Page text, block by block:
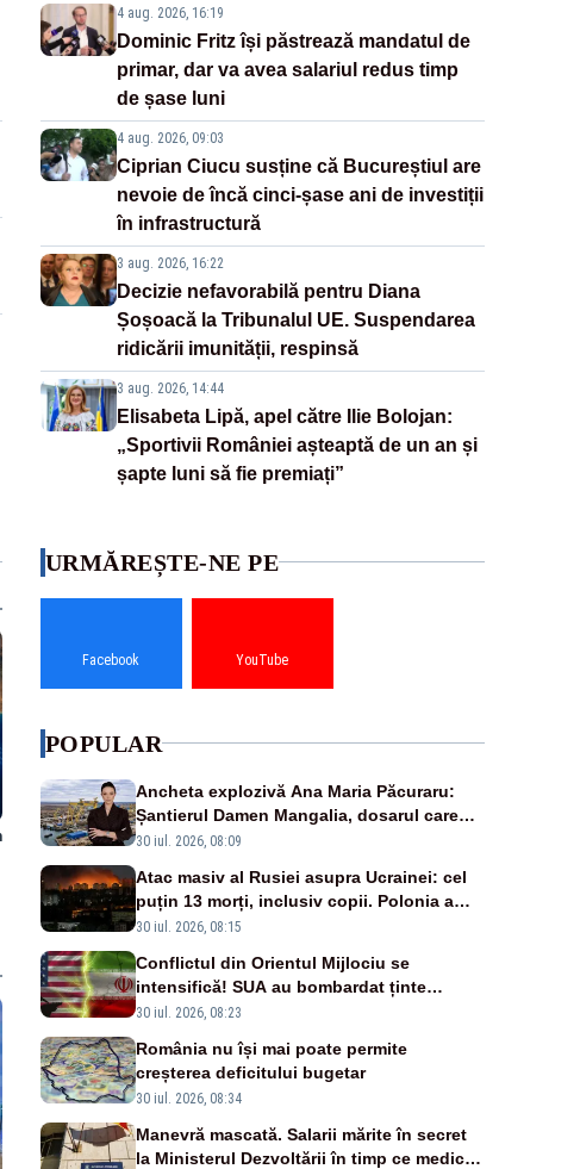
4 aug. 2026, 16:19
Dominic Fritz își păstrează mandatul de
primar, dar va avea salariul redus timp
de șase luni
4 aug. 2026, 09:03
Ciprian Ciucu susține că Bucureștiul are
nevoie de încă cinci-șase ani de investiții
în infrastructură
3 aug. 2026, 16:22
Decizie nefavorabilă pentru Diana
Șoșoacă la Tribunalul UE. Suspendarea
ridicării imunității, respinsă
3 aug. 2026, 14:44
Elisabeta Lipă, apel către Ilie Bolojan:
„Sportivii României așteaptă de un an și
șapte luni să fie premiați”
URMĂREȘTE-NE PE
Facebook YouTube
POPULAR
Ancheta explozivă Ana Maria Păcuraru:
Șantierul Damen Mangalia, dosarul care
scufundă apărarea României
30 iul. 2026, 08:09
Atac masiv al Rusiei asupra Ucrainei: cel
puțin 13 morți, inclusiv copii. Polonia a
ridicat avioanele de vânătoare
30 iul. 2026, 08:15
Conflictul din Orientul Mijlociu se
intensifică! SUA au bombardat ținte
militare din Iran
30 iul. 2026, 08:23
România nu își mai poate permite
creșterea deficitului bugetar
30 iul. 2026, 08:34
Manevră mascată. Salarii mărite în secret
la Ministerul Dezvoltării în timp ce medicii